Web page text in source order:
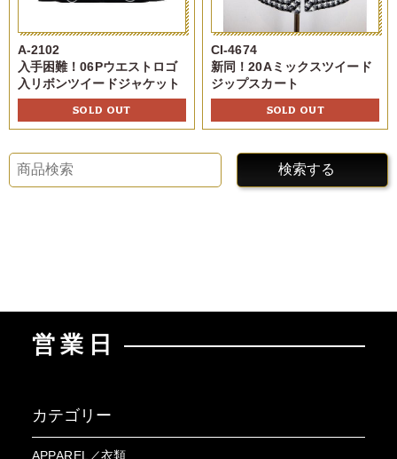
A-2102
入手困難！06Pウエストロゴ
入リボンツイードジャケット
SOLD OUT
CI-4674
新同！20Aミックスツイード
ジップスカート
SOLD OUT
検索する
営業日
カテゴリー
APPAREL／衣類